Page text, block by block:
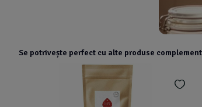
Se potrivește perfect cu alte produse